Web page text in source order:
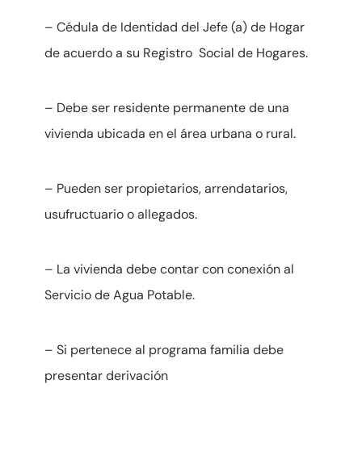
– Cédula de Identidad del Jefe (a) de Hogar
de acuerdo a su Registro Social de Hogares.
– Debe ser residente permanente de una
vivienda ubicada en el área urbana o rural.
– Pueden ser propietarios, arrendatarios,
usufructuario o allegados.
– La vivienda debe contar con conexión al
Servicio de Agua Potable.
– Si pertenece al programa familia debe
presentar derivación